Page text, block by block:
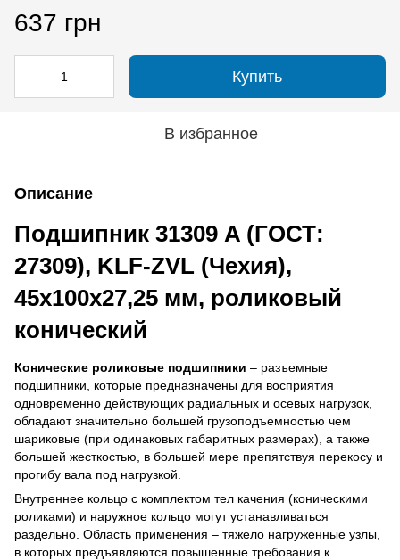
637 грн
Купить
В избранное
Описание
Подшипник 31309 A (ГОСТ:
27309), KLF-ZVL (Чехия),
45x100x27,25 мм, роликовый
конический
Конические роликовые подшипники – разъемные
подшипники, которые предназначены для восприятия
одновременно действующих радиальных и осевых нагрузок,
обладают значительно большей грузоподъемностью чем
шариковые (при одинаковых габаритных размерах), а также
большей жесткостью, в большей мере препятствуя перекосу и
прогибу вала под нагрузкой.
Внутреннее кольцо с комплектом тел качения (коническими
роликами) и наружное кольцо могут устанавливаться
раздельно. Область применения – тяжело нагруженные узлы,
в которых предъявляются повышенные требования к